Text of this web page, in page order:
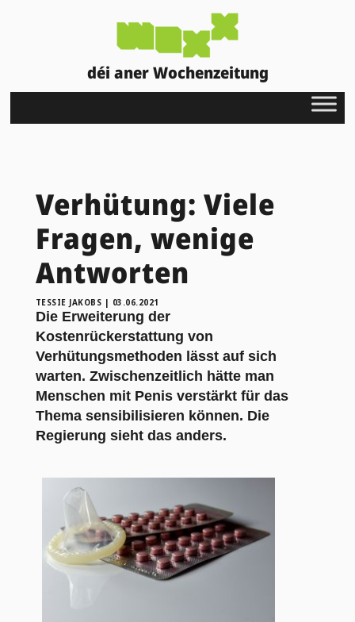
déi aner Wochenzeitung
Verhütung: Viele
Fragen, wenige
Antworten
TESSIE JAKOBS | 03.06.2021
Die Erweiterung der
Kostenrückerstattung von
Verhütungsmethoden lässt auf sich
warten. Zwischenzeitlich hätte man
Menschen mit Penis verstärkt für das
Thema sensibilisieren können. Die
Regierung sieht das anders.